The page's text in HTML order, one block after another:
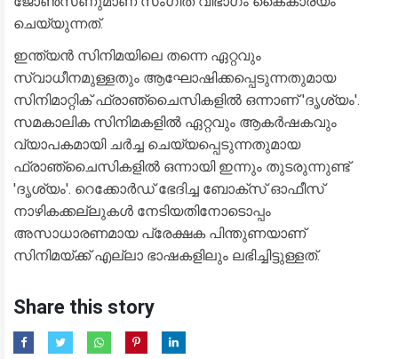
ചെയ്യുന്നത്.
ഇന്ത്യൻ സിനിമയിലെ തന്നെ ഏറ്റവും
സ്വാധീനമുള്ളതും ആഘോഷിക്കപ്പെടുന്നതുമായ
സിനിമാറ്റിക് ഫ്രാഞ്ചൈസികളിൽ ഒന്നാണ് 'ദൃശ്യം'.
സമകാലിക സിനിമകളിൽ ഏറ്റവും ആകർഷകവും
വ്യാപകമായി ചർച്ച ചെയ്യപ്പെടുന്നതുമായ
ഫ്രാഞ്ചൈസികളിൽ ഒന്നായി ഇന്നും തുടരുന്നുണ്ട്
'ദൃശ്യം'. റെക്കോർഡ് ഭേദിച്ച ബോക്സ് ഓഫീസ്
നാഴികക്കല്ലുകൾ നേടിയതിനോടൊപ്പം
അസാധാരണമായ പ്രേക്ഷക പിന്തുണയാണ്
സിനിമയ്ക്ക് എല്ലാ ഭാഷകളിലും ലഭിച്ചിട്ടുള്ളത്.
Share this story